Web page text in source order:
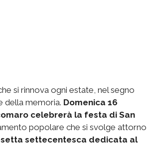
si rinnova ogni estate, nel segno
della memoria. Domenica 16
celebrerà la festa di San
popolare che si svolge attorno
settecentesca dedicata al